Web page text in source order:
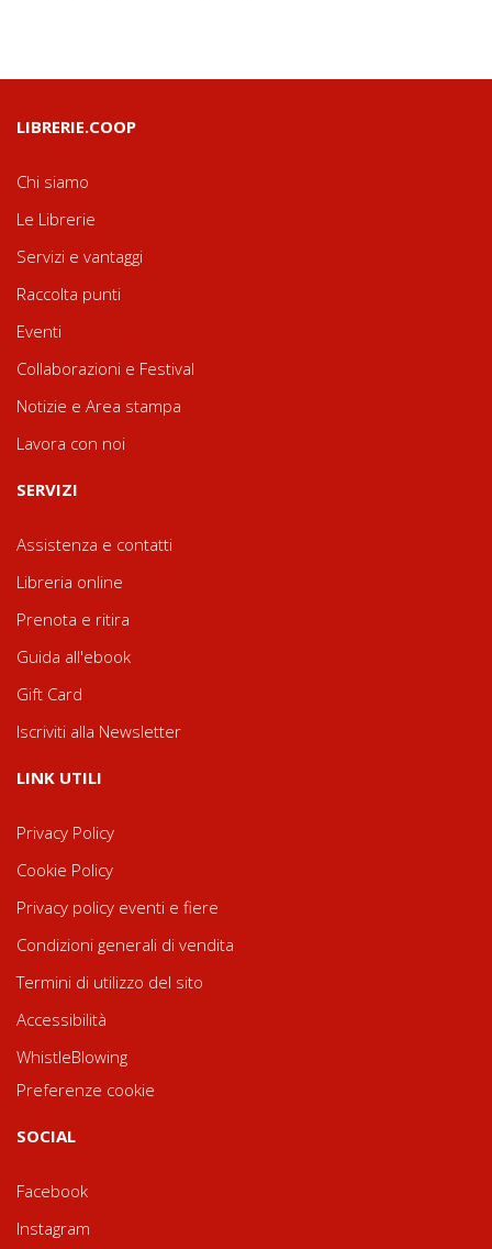
LIBRERIE.COOP
Chi siamo
Le Librerie
Servizi e vantaggi
Raccolta punti
Eventi
Collaborazioni e Festival
Notizie e Area stampa
Lavora con noi
SERVIZI
Assistenza e contatti
Libreria online
Prenota e ritira
Guida all'ebook
Gift Card
Iscriviti alla Newsletter
LINK UTILI
Privacy Policy
Cookie Policy
Privacy policy eventi e fiere
Condizioni generali di vendita
Termini di utilizzo del sito
Accessibilità
WhistleBlowing
Preferenze cookie
SOCIAL
Facebook
Instagram